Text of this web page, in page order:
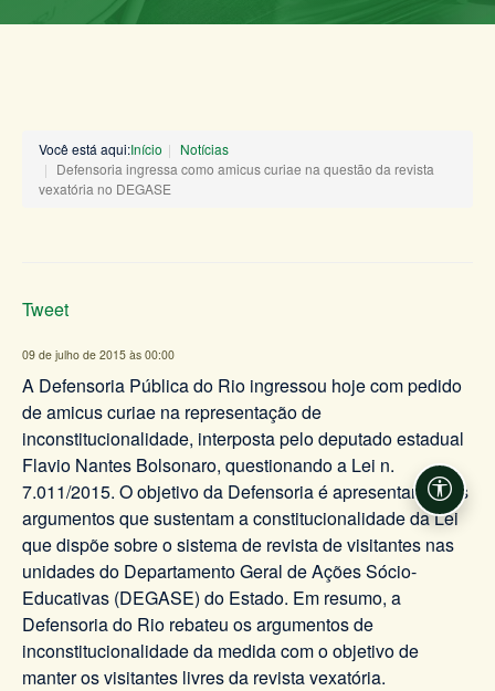
Você está aqui:Início
Notícias
Defensoria ingressa como amicus curiae na questão da revista
vexatória no DEGASE
Tweet
09 de julho de 2015 às 00:00
A Defensoria Pública do Rio ingressou hoje com pedido
de amicus curiae na representação de
inconstitucionalidade, interposta pelo deputado estadual
Flavio Nantes Bolsonaro, questionando a Lei n.
7.011/2015. O objetivo da Defensoria é apresentar novos
argumentos que sustentam a constitucionalidade da Lei
que dispõe sobre o sistema de revista de visitantes nas
unidades do Departamento Geral de Ações Sócio-
Educativas (DEGASE) do Estado. Em resumo, a
Defensoria do Rio rebateu os argumentos de
inconstitucionalidade da medida com o objetivo de
manter os visitantes livres da revista vexatória.